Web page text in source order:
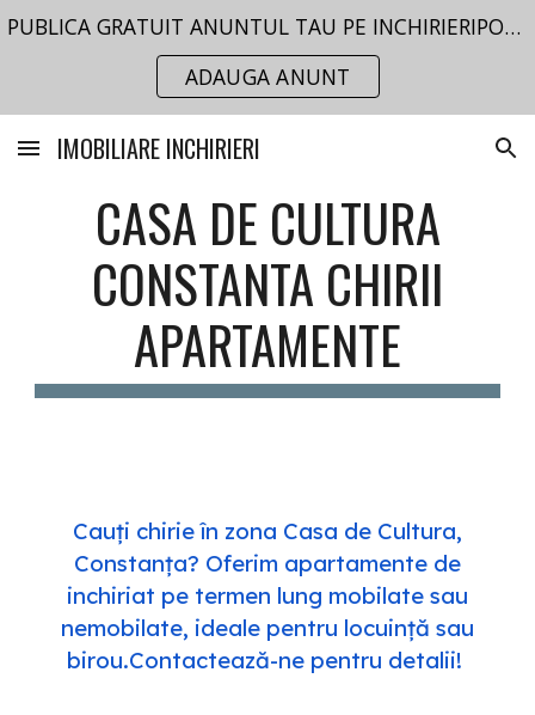
PUBLICA GRATUIT ANUNTUL TAU PE INCHIRIERIPORTAL.RO
ADAUGA ANUNT
IMOBILIARE INCHIRIERI
CASA DE CULTURA
CONSTANTA CHIRII
APARTAMENTE
Cauți chirie în zona Casa de Cultura,
Constanța? Oferim apartamente de
inchiriat pe termen lung mobilate sau
nemobilate, ideale pentru locuință sau
birou.Contactează-ne pentru detalii!